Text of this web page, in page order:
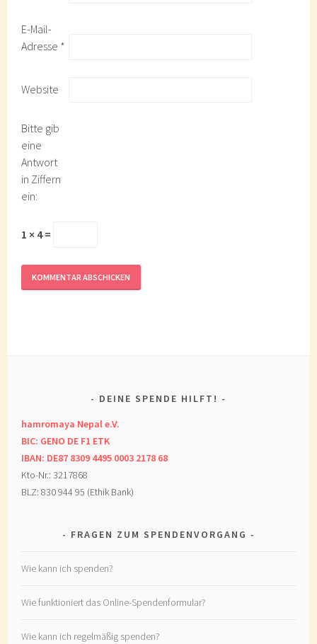
E-Mail-
Adresse *
Website
Bitte gib
eine
Antwort
in Ziffern
ein:
1 × 4 =
DEINE SPENDE HILFT!
hamromaya Nepal e.V.
BIC: GENO DE F1 ETK
IBAN: DE87 8309 4495 0003 2178 68
Kto-Nr.: 3217868
BLZ: 830 944 95 (Ethik Bank)
FRAGEN ZUM SPENDENVORGANG
Wie kann ich spenden?
Wie funktioniert das Online-Spendenformular?
Wie kann ich regelmäßig spenden?